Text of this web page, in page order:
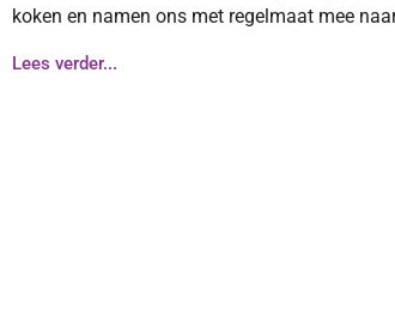
koken en namen ons met regelmaat mee
Lees verder...